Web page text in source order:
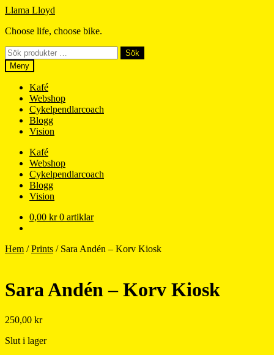
Hoppa
navigering
Hoppa
innehåll
Llama Lloyd
Choose life, choose bike.
Sök
efter:
Sök
Meny
Kafé
Webshop
Cykelpendlarcoach
Blogg
Vision
Kafé
Webshop
Cykelpendlarcoach
Blogg
Vision
0,00 kr 0 artiklar
Hem /Prints / Sara Andén – Korv Kiosk
Sara Andén – Korv Kiosk
250,00 kr
Slut i lager